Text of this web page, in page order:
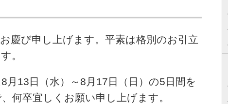
慶び申し上げます。平素は格別のお引立
。
月13日（水）～8月17日（日）の5日間を
何卒宜しくお願い申し上げます。